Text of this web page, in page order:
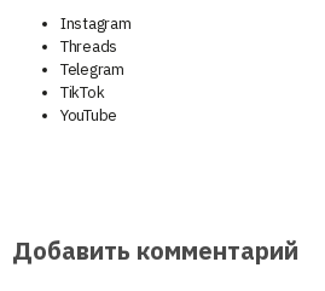
Instagram
Threads
Telegram
TikTok
YouTube
Добавить комментарий